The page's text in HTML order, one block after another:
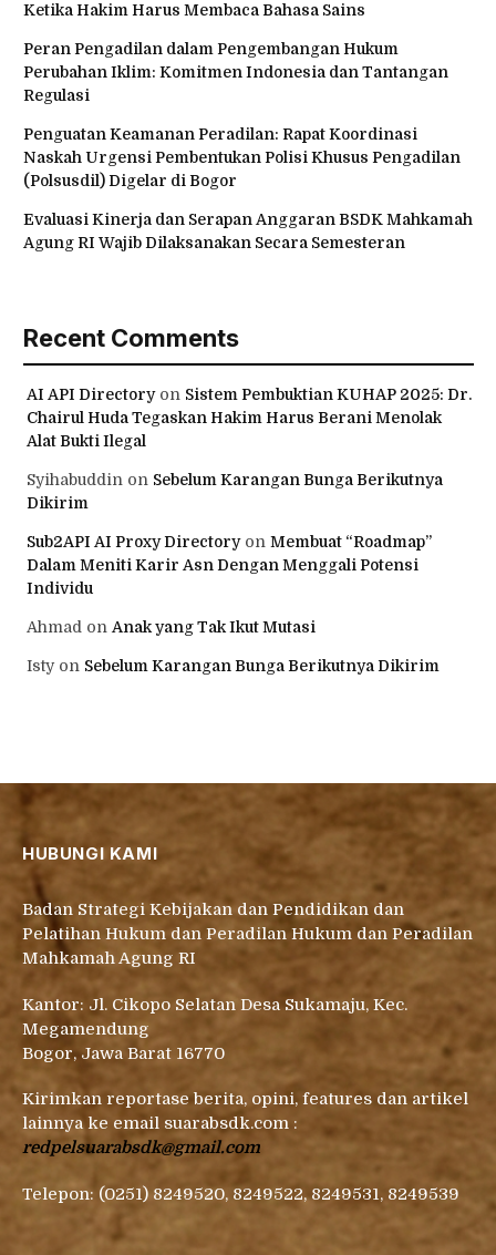
Ketika Hakim Harus Membaca Bahasa Sains
Peran Pengadilan dalam Pengembangan Hukum
Perubahan Iklim: Komitmen Indonesia dan Tantangan
Regulasi
Penguatan Keamanan Peradilan: Rapat Koordinasi
Naskah Urgensi Pembentukan Polisi Khusus Pengadilan
(Polsusdil) Digelar di Bogor
Evaluasi Kinerja dan Serapan Anggaran BSDK Mahkamah
Agung RI Wajib Dilaksanakan Secara Semesteran
Recent Comments
AI API Directoryon Sistem Pembuktian KUHAP 2025: Dr.
Chairul Huda Tegaskan Hakim Harus Berani Menolak
Alat Bukti Ilegal
Syihabuddin on Sebelum Karangan Bunga Berikutnya
Dikirim
Sub2API AI Proxy Directoryon Membuat “Roadmap”
Dalam Meniti Karir Asn Dengan Menggali Potensi
Individu
Ahmad on Anak yang Tak Ikut Mutasi
Istyon Sebelum Karangan Bunga Berikutnya Dikirim
HUBUNGI KAMI
Badan Strategi Kebijakan dan Pendidikan dan
Pelatihan Hukum dan Peradilan Hukum dan Peradilan
Mahkamah Agung RI
Kantor: Jl. Cikopo Selatan Desa Sukamaju, Kec.
Megamendung
Bogor, Jawa Barat 16770
Kirimkan reportase berita, opini, features dan artikel
lainnya ke email suarabsdk.com :
redpelsuarabsdk@gmail.com
Telepon: (0251) 8249520, 8249522, 8249531, 8249539